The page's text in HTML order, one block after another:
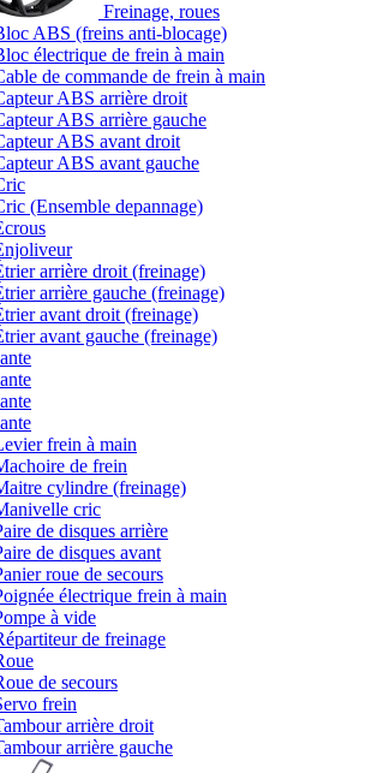
Freinage, roues
ABS (freins anti-blocage)
électrique de frein à main
de commande de frein à main
ABS arrière droit
ABS arrière gauche
ABS avant droit
ABS avant gauche
(Ensemble depannage)
arrière droit (freinage)
arrière gauche (freinage)
avant droit (freinage)
avant gauche (freinage)
frein à main
de frein
cylindre (freinage)
cric
de disques arrière
de disques avant
roue de secours
électrique frein à main
à vide
de freinage
de secours
frein
arrière droit
arrière gauche